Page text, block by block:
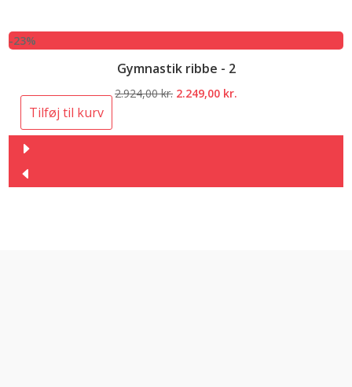
-23%
Gymnastik ribbe - 2
2.924,00kr. Den
2.249,00 kr.
Tilføj til kurv